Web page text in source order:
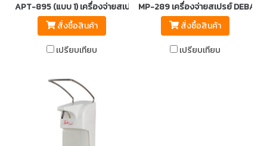
APT-895 (แบบ 1) เครื่องจ่ายสเปรย์แอลกอออล์อัตโนมัติ แบบตั้งโต๊ะ/แขว
สั่งซื้อสินค้า
เปรียบเทียบ
MP-289 เครื่องจ่ายสเปรย์ DEBAC
สั่งซื้อสินค้า
เปรียบเทียบ